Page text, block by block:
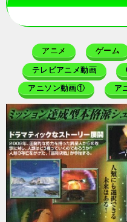
アニメ ゲーム
テレビアニメ動画
アニソン動画① ア